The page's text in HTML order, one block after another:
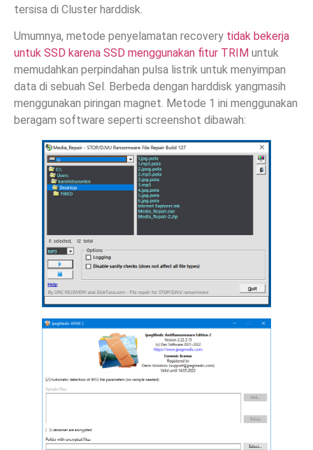
tersisa di Cluster harddisk.
Umumnya, metode penyelamatan recovery tidak bekerja
untuk SSD karena SSD menggunakan fitur TRIM untuk
memudahkan perpindahan pulsa listrik untuk menyimpan
data di sebuah Sel. Berbeda dengan harddisk yangmasih
menggunakan piringan magnet. Metode 1 ini menggunakan
beragam software seperti screenshot dibawah: